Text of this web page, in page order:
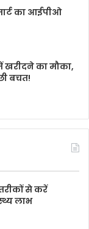
का आईपीओ
खरीदने का मौका,
बचत!
से करें
लाभ